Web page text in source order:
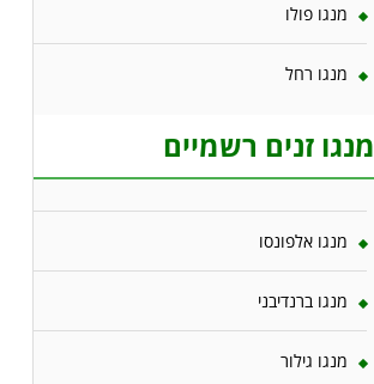
מנגו פולו
מנגו רחל
מנגו זנים רשמיים
מנגו אלפונסו
מנגו ברנדיבני
מנגו גילור